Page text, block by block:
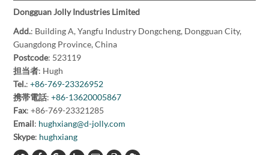
Dongguan Jolly Industries Limited
Add.: Building A, Yangfu Industry Dongcheng, Dongguan City,
Guangdong Province, China
Postcode: 523119
担当者: Hugh
Tel.:+86-769-23326952
携帯電話:+86-13620005867
Fax: +86-769-23321285
Email: hughxiang@d-jolly.com
Skype: hughxiang